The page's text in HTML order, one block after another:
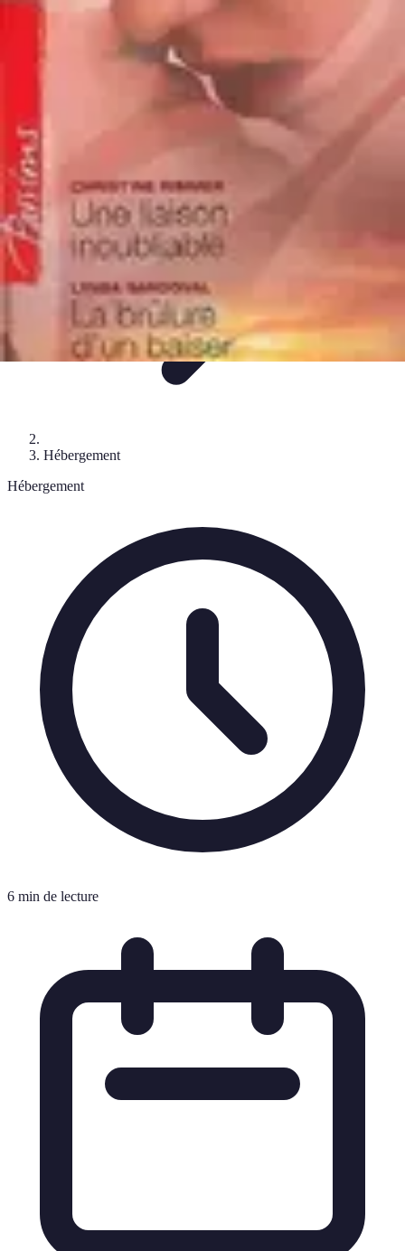
Voyage Inoubliable
Aventure
Planification Destinations
Hébergement
Hébergement
6 min de lecture